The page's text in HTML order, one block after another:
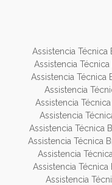
Assistencia Técnica
Assistencia
Assistencia Técnica
Assistencia
Assistencia
Assistencia
Assistencia Técnica
Assistencia Técnica
Assistencia
Assistencia Técnica
Assistencia